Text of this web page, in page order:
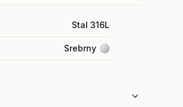
Stal 316L
Srebrny